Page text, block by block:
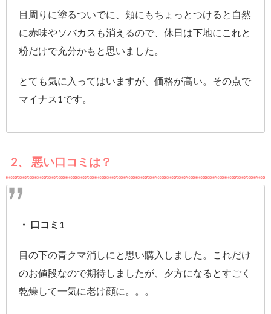
目周りに塗るついでに、頬にもちょっとつけると自然
に赤味やソバカスも消えるので、休日は下地にこれと
粉だけで充分かもと思いました。
とても気に入ってはいますが、価格が高い。その点で
マイナス1です。
2、 悪い口コミは？
・ 口コミ1
目の下の青クマ消しにと思い購入しました。これだけ
のお値段なので期待しましたが、夕方になるとすごく
乾燥して一気に老け顔に。。。